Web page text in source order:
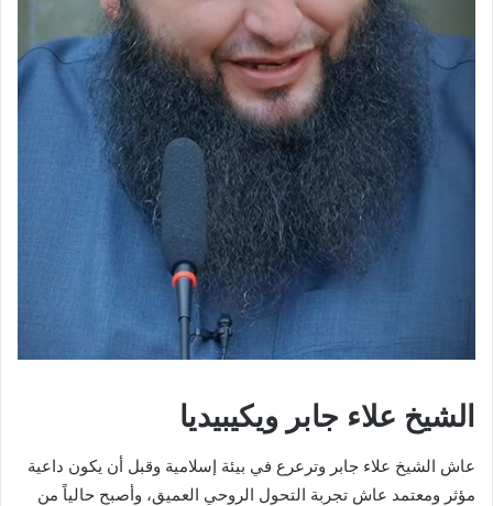
الشيخ علاء جابر ويكيبيديا
عاش الشيخ علاء جابر وترعرع في بيئة إسلامية وقبل أن يكون داعية
مؤثر ومعتمد عاش تجربة التحول الروحي العميق، وأصبح حالياً من